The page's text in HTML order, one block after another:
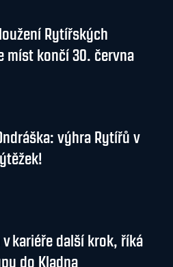
Rytířských
míst končí 30. června
výhra Rytířů v
v kariéře další krok, říká
do Kladna